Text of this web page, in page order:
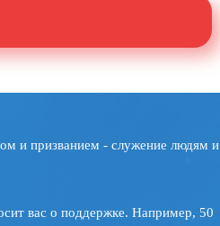
и призванием - служение людям и
вас о поддержке. Например, 50